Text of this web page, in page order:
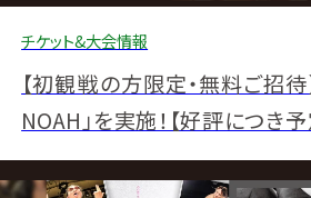
チケット&大会情報
【初観戦の方限定・無料ご招待
NOAH」を実施！【好評につき
ました】